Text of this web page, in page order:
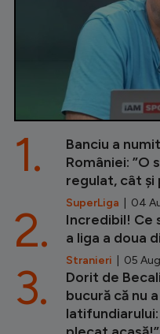
Banciu a
României: ”O
regulat, cât
SuperLiga | 04
1.
Incredibil! Ce
a liga a doua
Stranieri | 05
2.
Dorit de
bucură că nu
3.